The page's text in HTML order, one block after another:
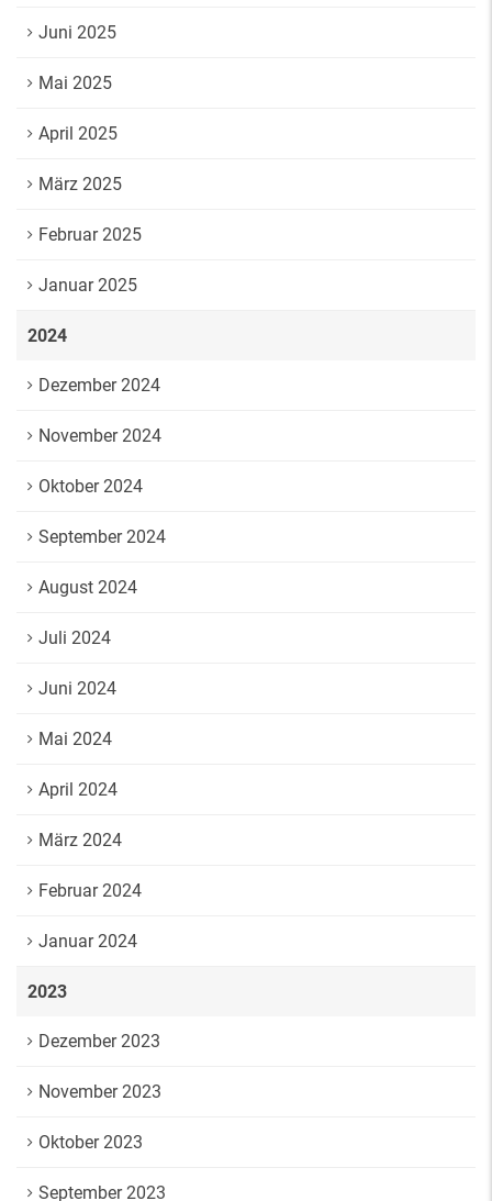
Juni 2025
Mai 2025
April 2025
März 2025
Februar 2025
Januar 2025
2024
Dezember 2024
November 2024
Oktober 2024
September 2024
August 2024
Juli 2024
Juni 2024
Mai 2024
April 2024
März 2024
Februar 2024
Januar 2024
2023
Dezember 2023
November 2023
Oktober 2023
September 2023